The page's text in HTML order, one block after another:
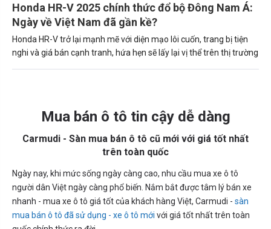
Honda HR-V 2025 chính thức đổ bộ Đông Nam Á:
Ngày về Việt Nam đã gần kề?
Honda HR-V trở lại mạnh mẽ với diện mạo lôi cuốn, trang bị tiện
nghi và giá bán cạnh tranh, hứa hẹn sẽ lấy lại vị thể trên thị trường
Mua bán ô tô tin cậy dễ dàng
Carmudi - Sàn mua bán ô tô cũ mới với giá tốt nhất
trên toàn quốc
Ngày nay, khi mức sống ngày càng cao, nhu cầu mua xe ô tô
người dân Việt ngày càng phổ biến. Nắm bắt được tâm lý bán xe
nhanh - mua xe ô tô giá tốt của khách hàng Việt, Carmudi - sàn
mua bán ô tô đã sử dụng - xe ô tô mới với giá tốt nhất trên toàn